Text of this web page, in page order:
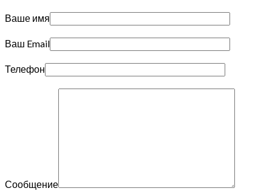
Ваше имя
Ваш Email
Телефон
Сообщение